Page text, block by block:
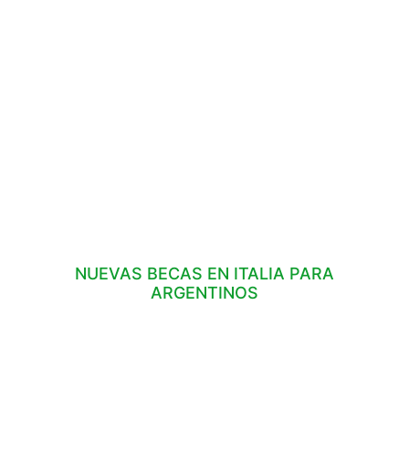
NUEVAS BECAS EN ITALIA PARA
ARGENTINOS